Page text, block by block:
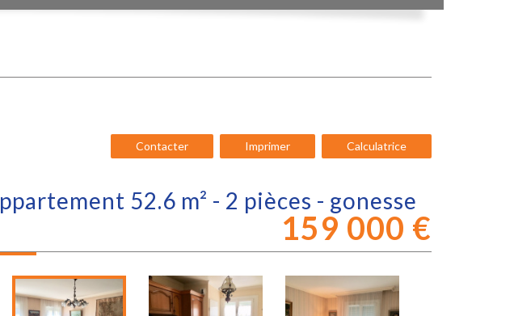
Contacter Imprimer Calculatrice
appartement 52.6 m² - 2 pièces - gonesse
159 000 €